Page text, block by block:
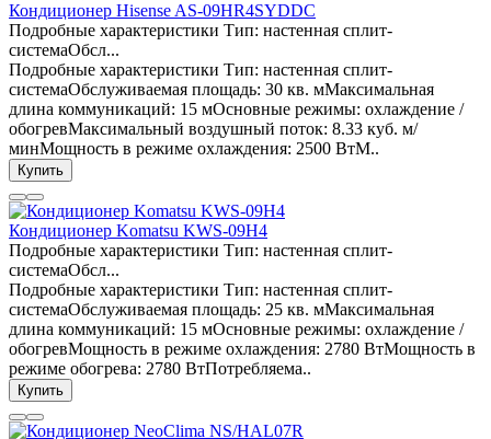
Кондиционер Hisense AS-09HR4SYDDC
Подробные характеристики Тип: настенная сплит-
системаОбсл...
Подробные характеристики Тип: настенная сплит-
системаОбслуживаемая площадь: 30 кв. мМаксимальная
длина коммуникаций: 15 мОсновные режимы: охлаждение /
обогревМаксимальный воздушный поток: 8.33 куб. м/
минМощность в режиме охлаждения: 2500 ВтМ..
Купить
Кондиционер Komatsu KWS-09H4
Подробные характеристики Тип: настенная сплит-
системаОбсл...
Подробные характеристики Тип: настенная сплит-
системаОбслуживаемая площадь: 25 кв. мМаксимальная
длина коммуникаций: 15 мОсновные режимы: охлаждение /
обогревМощность в режиме охлаждения: 2780 ВтМощность в
режиме обогрева: 2780 ВтПотребляема..
Купить